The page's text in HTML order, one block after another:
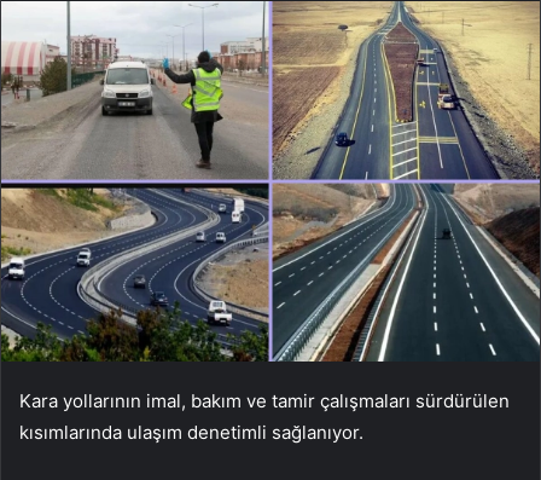
Kara yollarının imal, bakım ve tamir çalışmaları sürdürülen
kısımlarında ulaşım denetimli sağlanıyor.